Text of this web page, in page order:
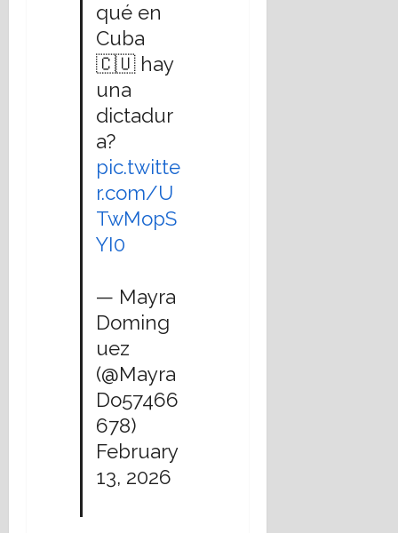
qué en
Cuba
🇨🇺 hay
una
dictadur
a?
pic.twitte
r.com/U
TwMopS
YI0
— Mayra
Doming
uez
(@Mayra
Do57466
678)
February
13, 2026